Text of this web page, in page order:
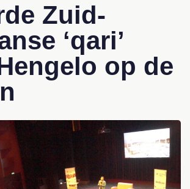
Zuid-
‘qari’
op de